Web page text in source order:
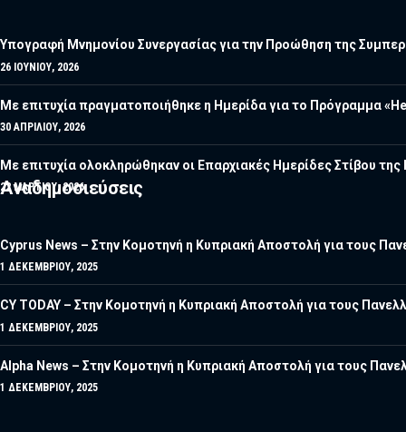
Υπογραφή Μνημονίου Συνεργασίας για την Προώθηση της
26 ΙΟΥΝΊΟΥ, 2026
Με επιτυχία πραγματοποιήθηκε η Ημερίδα για το Πρόγραμμα
30 ΑΠΡΙΛΊΟΥ, 2026
Με επιτυχία ολοκληρώθηκαν οι Επαρχιακές Ημερίδες Στίβου
22 ΜΑΡΤΊΟΥ, 2026
Αναδημοσιεύσεις
Cyprus News – Στην Κομοτηνή η Κυπριακή Αποστολή για τους
1 ΔΕΚΕΜΒΡΊΟΥ, 2025
CY TODAY – Στην Κομοτηνή η Κυπριακή Αποστολή για τους
1 ΔΕΚΕΜΒΡΊΟΥ, 2025
Alpha News – Στην Κομοτηνή η Κυπριακή Αποστολή για τους
1 ΔΕΚΕΜΒΡΊΟΥ, 2025